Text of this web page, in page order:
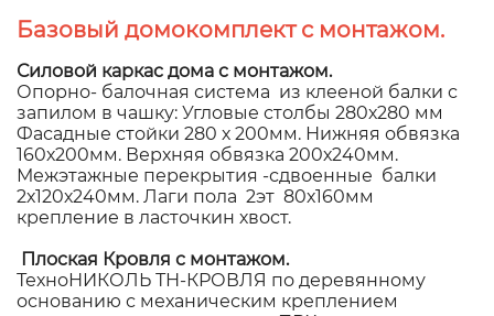
Базовый домокомплект с монтажом.
Силовой каркас дома с монтажом.
Опорно- балочная система из клееной балки с
запилом в чашку: Угловые столбы 280х280 мм
Фасадные стойки 280 х 200мм. Нижняя обвязка
160х200мм. Верхняя обвязка 200х240мм.
Межэтажные перекрытия -сдвоенные балки
2х120х240мм. Лаги пола 2эт 80х160мм
крепление в ласточкин хвост.
Плоская Кровля с монтажом.
ТехноНИКОЛЬ ТН-КРОВЛЯ по деревянному
основанию с механическим креплением